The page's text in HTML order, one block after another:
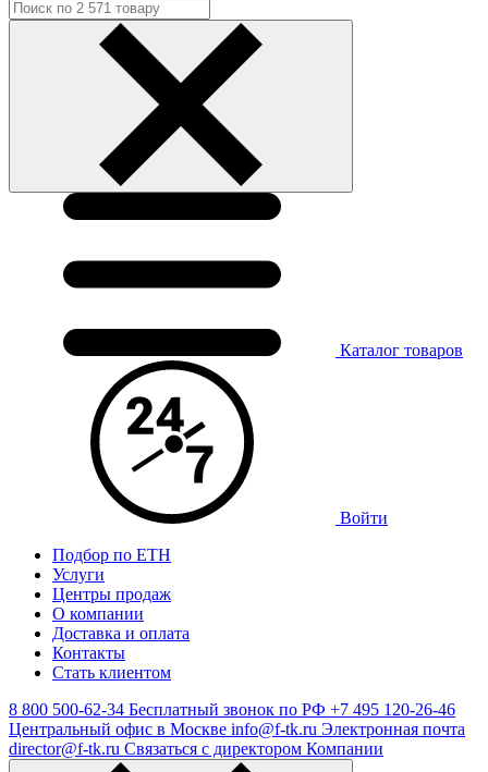
Каталог товаров
Войти
Подбор по ЕТН
Услуги
Центры продаж
О компании
Доставка и оплата
Контакты
Стать клиентом
8 800 500-62-34 Бесплатный звонок по РФ +7 495 120-26-46
Центральный офис в Москве info@f-tk.ru Электронная почта
director@f-tk.ru Связаться с директором Компании